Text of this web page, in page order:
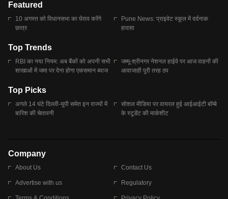
Featured
10 अगस्त को विधानसभा का घेराव करेंगे
छात्र
Pune News: प्राइवेट स्कूल में दर्दनाक
हादसा
Top Trends
RBI का नया नियम: अब बैंकों को अपनी सभी
शाखाओं में जमा पर देना होगा एकसमान ब्याज
जम्मू-श्रीनगर नेशनल हाईवे पर आज वाहनों की
आवाजाही पूरी तरह ठप
Top Picks
अगले 14 घंटे दिल्ली-यूपी समेत इन राज्यों में
बारिश की चेतावनी
सोशल मीडिया पर वायरल हुई आईआईटी बॉम्बे
के स्टूडेंट की मार्कशीट
Company
About Us Contact Us
Advertise with us Regulatory